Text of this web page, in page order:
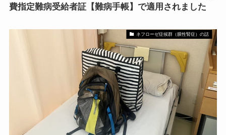
費指定難病受給者証【難病手帳】で適用されました
ネフローゼ症候群（膜性腎症）の話